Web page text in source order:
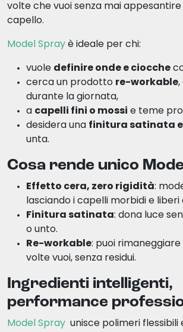
volte che vuoi senza mai appesantire
capello.
Model Spray è ideale per chi:
vuole definire onde e ciocche
cerca un prodotto re-workable,
durante la giornata,
a capelli fini o mossi e teme
desidera una finitura satinata
unta.
Cosa rende unico
Effetto cera, zero rigidità:
lasciando i capelli morbidi e liberi
Finitura satinata: dona luce
o unto.
Re-workable: puoi
volte vuoi, senza residui.
Ingredienti intelligenti,
performance
Model Spray unisce polimeri flessibili